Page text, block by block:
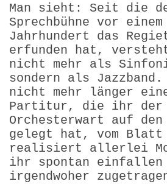
Man sieht: Seit die
Sprechbühne vor
Jahrhundert das
erfunden hat,
nicht mehr als
sondern als
nicht mehr länger
Partitur, die ihr der
Orchesterwart auf den
gelegt hat, vom Blatt
realisiert allerlei
ihr spontan einfallen
irgendwoher